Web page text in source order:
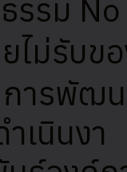
รรม
ยไม่รับ
ารพัฒ
เนินงา